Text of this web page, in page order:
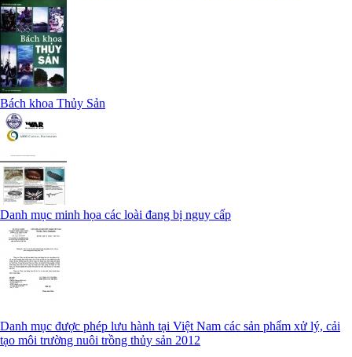
Bách khoa Thủy Sản
Danh mục minh họa các loài đang bị nguy cấp
Danh mục được phép lưu hành tại Việt Nam các sản phẩm xử lý, cải
tạo môi trường nuôi trồng thủy sản 2012